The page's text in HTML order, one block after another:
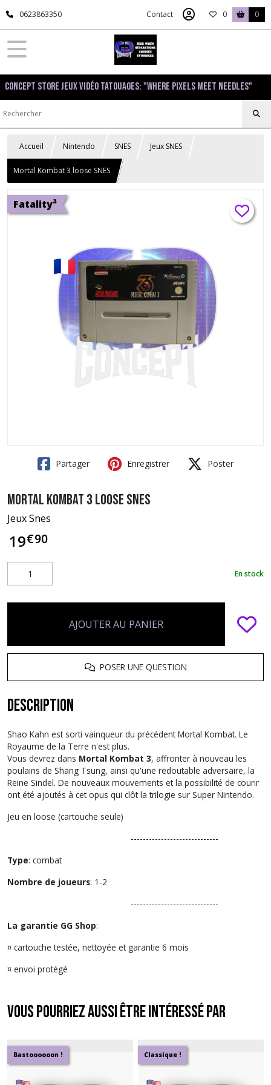
0623863350 Contact 0 0
Concept Store Jeux Vidéo Tatouages: "Where pixels meet needles"
Accueil Nintendo SNES Jeux SNES
Mortal Kombat 3 loose SNES
Fatality³
Partager Enregistrer Poster
Mortal Kombat 3 loose SNES
Jeux Snes
19€90
En stock
AJOUTER AU PANIER
POSER UNE QUESTION
Description
Shao Kahn est sorti vainqueur du précédent Mortal Kombat. Le
Royaume de la Terre n'est plus.
Vous devrez dans Mortal Kombat 3, affronter à nouveau les
poulains de Shang Tsung, ainsi qu'une redoutable adversaire, la
Reine Sindel. De nouveaux mouvements et la possibilité de courir
ont été ajoutés à cet opus qui clôt la trilogie sur Super Nintendo.
Jeu en loose (cartouche seule)
-----------------------------
Type: combat
Nombre de joueurs: 1-2
-----------------------------
La garantie GG Shop:
¤ cartouche testée, nettoyée et garantie 6 mois
¤ envoi protégé
Vous pourriez aussi être intéressé par
Bastoooooon ! Classique !